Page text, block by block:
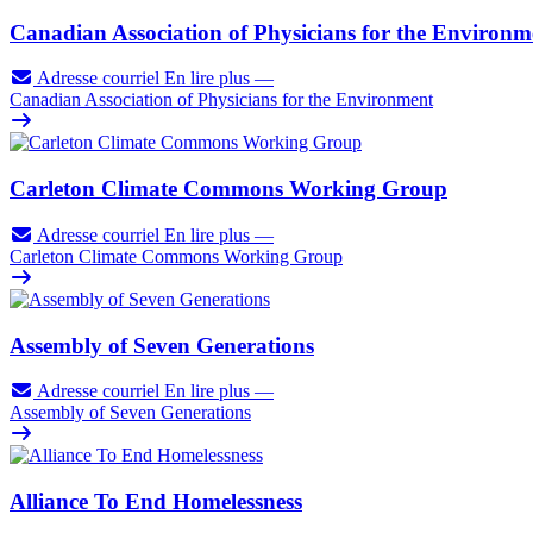
Canadian Association of Physicians for the
Adresse courriel En lire plus —
Canadian Association of Physicians for the Environment
Carleton Climate Commons Working Group
Adresse courriel En lire plus —
Carleton Climate Commons Working Group
Assembly of Seven Generations
Adresse courriel En lire plus —
Assembly of Seven Generations
Alliance To End Homelessness